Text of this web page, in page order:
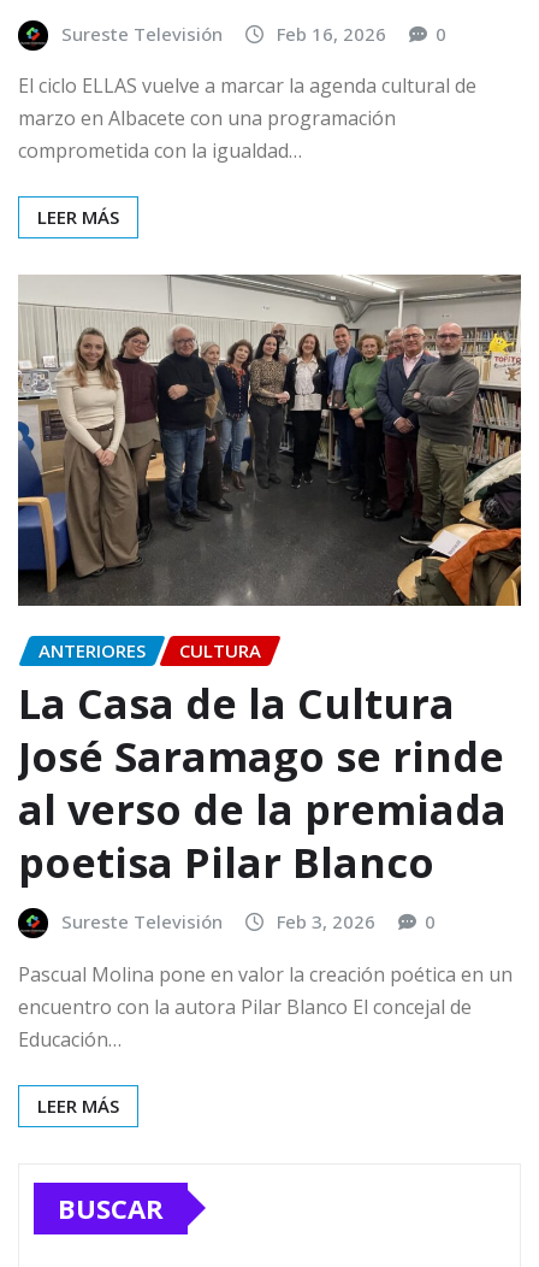
Sureste Televisión Feb 16, 2026 0
El ciclo ELLAS vuelve a marcar la agenda cultural de
marzo en Albacete con una programación
comprometida con la igualdad…
LEER MÁS
ANTERIORES CULTURA
La Casa de la Cultura
José Saramago se rinde
al verso de la premiada
poetisa Pilar Blanco
Sureste Televisión Feb 3, 2026 0
Pascual Molina pone en valor la creación poética en un
encuentro con la autora Pilar Blanco El concejal de
Educación…
LEER MÁS
BUSCAR